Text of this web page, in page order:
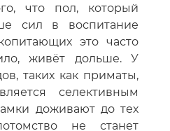
что пол, который
сил в воспитание
это часто
живёт дольше. У
таких как приматы,
селективным
доживают до тех
не станет